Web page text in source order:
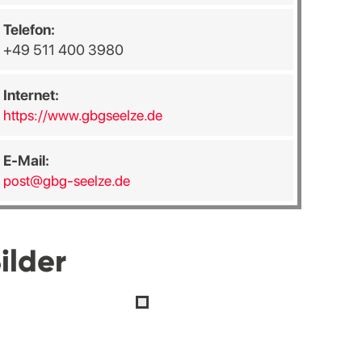
Telefon:
+49 511 400 3980
Internet:
https://www.gbgseelze.de
E-Mail:
post@gbg-seelze.de